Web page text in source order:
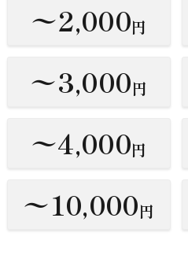
〜2,000円
〜3,000円
〜4,000円
〜10,000円